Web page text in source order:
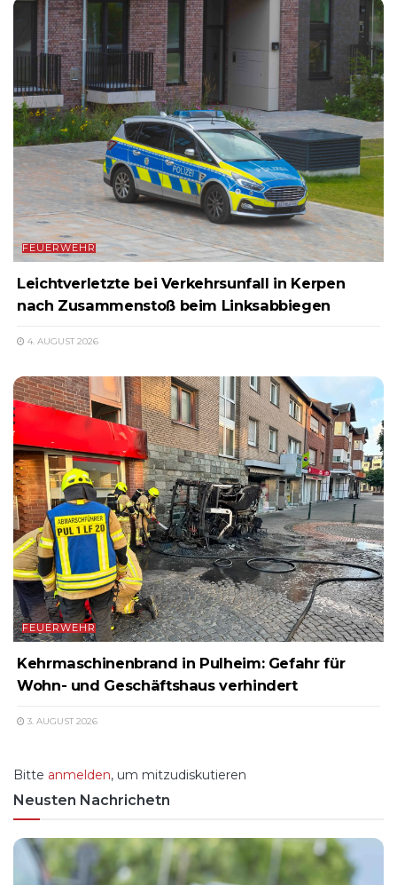
FEUERWEHR
Leichtverletzte bei Verkehrsunfall in Kerpen
nach Zusammenstoß beim Linksabbiegen
4. AUGUST 2026
FEUERWEHR
Kehrmaschinenbrand in Pulheim: Gefahr für
Wohn- und Geschäftshaus verhindert
3. AUGUST 2026
Bitte anmelden, um mitzudiskutieren
Neusten Nachrichetn